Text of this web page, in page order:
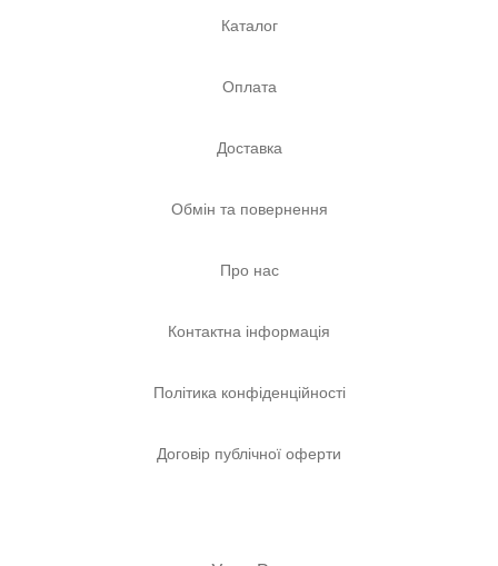
Каталог
Оплата
Доставка
Обмін та повернення
Про нас
Контактна інформація
Політика конфіденційності
Договір публічної оферти